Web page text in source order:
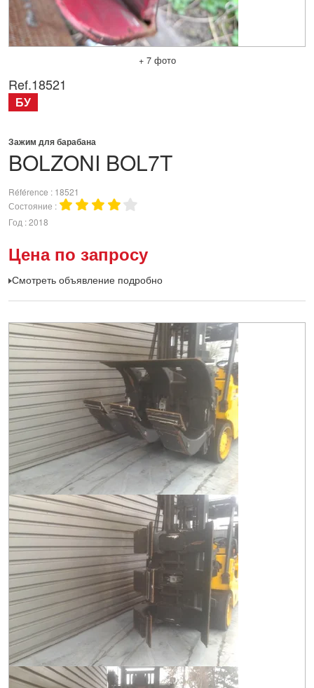
+ 7 фото
BOLZONI BOL7T
Зажим для барабана
Référence
18521
Состояние
Год 2018
Цена по запросу
Смотреть объявление подробно
Ref.18521
БУ